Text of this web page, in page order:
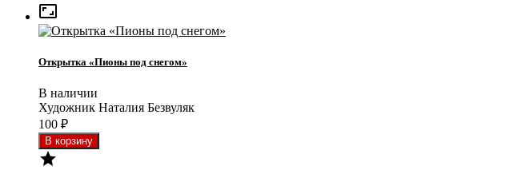

Открытка «Пионы под снегом»
В наличии
Художник Наталия Безвуляк
100 ₽
